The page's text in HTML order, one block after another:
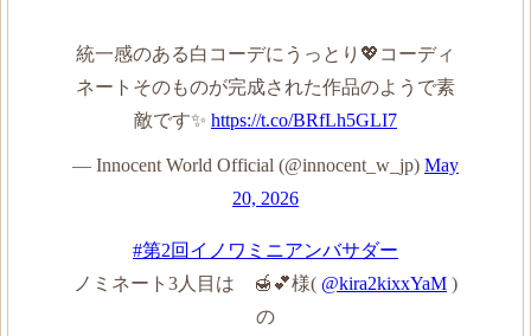
統一感のある白コーデにうっとり💖コーディ
ネートそのものが完成された作品のようで素
敵です✨ https://t.co/BRfLh5GLI7
— Innocent World Official (@innocent_w_jp) May
20, 2026
#第2回イノワミニアンバサダー
ノミネート3人目は 🍯💕様( @kira2kixxYaM )
の